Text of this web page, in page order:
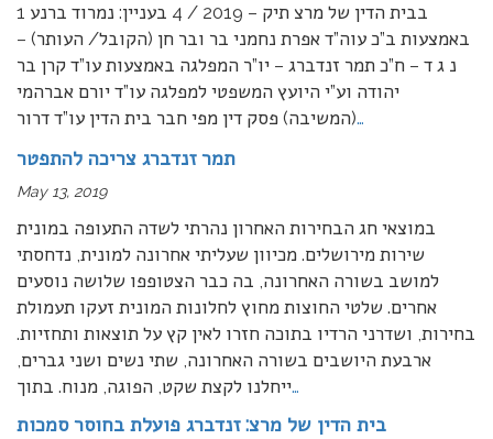
1 בבית הדין של מרצ תיק – 2019 / 4 בעניין: נמרוד ברנע
באמצעות ב”כ עוה”ד אפרת נחמני בר ובר חן (הקובל/ העותר) –
נ ג ד – ח”כ תמר זנדברג – יו”ר המפלגה באמצעות עו”ד קרן בר
יהודה וע”י היועץ המשפטי למפלגה עו”ד יורם אברהמי
(המשיבה) פסק דין מפי חבר בית הדין עו”ד דרור…
תמר זנדברג צריכה להתפטר
May 13, 2019
במוצאי חג הבחירות האחרון נהרתי לשדה התעופה במונית
שירות מירושלים. מכיוון שעליתי אחרונה למונית, נדחסתי
למושב בשורה האחרונה, בה כבר הצטופפו שלושה נוסעים
אחרים. שלטי החוצות מחוץ לחלונות המונית זעקו תעמולת
בחירות, ושדרני הרדיו בתוכה חזרו לאין קץ על תוצאות ותחזיות.
ארבעת היושבים בשורה האחרונה, שתי נשים ושני גברים,
ייחלנו לקצת שקט, הפוגה, מנוח. בתוך…
בית הדין של מרצ: זנדברג פועלת בחוסר סמכות